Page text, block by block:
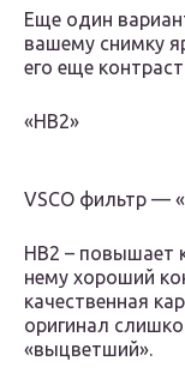
Еще один
вашему снимку
его еще
«HB2»
VSCO фильтр —
HB2 – повышает
нему хороший
качественная
оригинал
«выцветший».